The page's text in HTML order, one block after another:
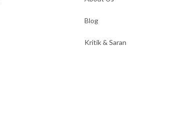
Blog
Kritik & Saran